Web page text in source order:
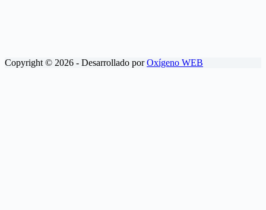
Copyright © 2026 - Desarrollado porOxígeno WEB